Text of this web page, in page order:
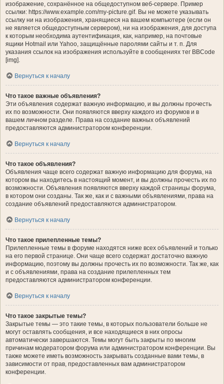
изображение, сохранённое на общедоступном веб-сервере. Пример
ссылки: https://www.example.com/my-picture.gif. Вы не можете указывать
ссылку ни на изображения, хранящиеся на вашем компьютере (если он
не является общедоступным сервером), ни на изображения, для доступа
к которым необходима аутентификация, как, например, на почтовые
ящики Hotmail или Yahoo, защищённые паролями сайты и т. п. Для
указания ссылок на изображения используйте в сообщениях тег BBCode
[img].
Вернуться к началу
Что такое важные объявления?
Эти объявления содержат важную информацию, и вы должны прочесть
их по возможности. Они появляются вверху каждого из форумов и в
вашем личном разделе. Права на создание важных объявлений
предоставляются администратором конференции.
Вернуться к началу
Что такое объявления?
Объявления чаще всего содержат важную информацию для форума, на
котором вы находитесь в настоящий момент, и вы должны прочесть их по
возможности. Объявления появляются вверху каждой страницы форума,
в котором они созданы. Так же, как и с важными объявлениями, права на
создание объявлений предоставляются администратором.
Вернуться к началу
Что такое прилепленные темы?
Прилепленные темы в форуме находятся ниже всех объявлений и только
на его первой странице. Они чаще всего содержат достаточно важную
информацию, поэтому вы должны прочесть их по возможности. Так же, как
и с объявлениями, права на создание прилепленных тем
предоставляются администратором конференции.
Вернуться к началу
Что такое закрытые темы?
Закрытые темы — это такие темы, в которых пользователи больше не
могут оставлять сообщения, и все находящиеся в них опросы
автоматически завершаются. Темы могут быть закрыты по многим
причинам модератором форума или администратором конференции. Вы
также можете иметь возможность закрывать созданные вами темы, в
зависимости от прав, предоставленных вам администратором
конференции.